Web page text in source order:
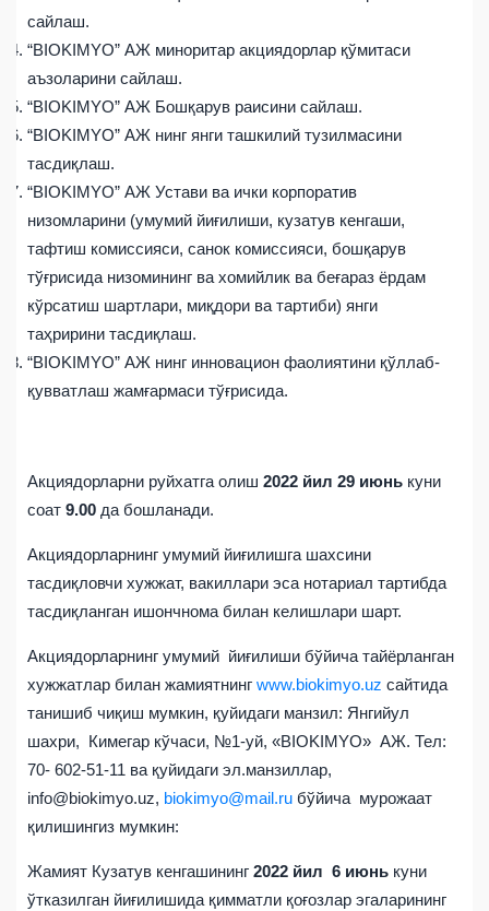
сайлаш.
“BIOKIMYO” АЖ миноритар акциядорлар қўмитаси
аъзоларини сайлаш.
“BIOKIMYO” АЖ Бошқарув раисини сайлаш.
“BIOKIMYO” АЖ нинг янги ташкилий тузилмасини
тасдиқлаш.
“BIOKIMYO” АЖ Устави ва ички корпоратив
низомларини (умумий йиғилиши, кузатув кенгаши,
тафтиш комиссияси, санок комиссияси, бошқарув
тўғрисида низомининг ва хомийлик ва беғараз ёрдам
кўрсатиш шартлари, миқдори ва тартиби) янги
таҳририни тасдиқлаш.
“BIOKIMYO” АЖ нинг инновацион фаолиятини қўллаб-
қувватлаш жамғармаси тўғрисида.
Акциядорларни руйхатга олиш 2022 йил 29 июнь куни
соат 9.00 да бошланади.
Акциядорларнинг умумий йиғилишга шахсини
тасдиқловчи хужжат, вакиллари эса нотариал тартибда
тасдиқланган ишончнома билан келишлари шарт.
Акциядорларнинг умумий йиғилиши бўйича тайёрланган
хужжатлар билан жамиятнинг www.biokimyo.uz сайтида
танишиб чиқиш мумкин, қуйидаги манзил: Янгийул
шахри, Кимегар кўчаси, №1-уй, «BIOKIMYO» АЖ. Тел:
70- 602-51-11 ва қуйидаги эл.манзиллар,
info@biokimyo.uz, biokimyo@mail.ru бўйича мурожаат
қилишингиз мумкин:
Жамият Кузатув кенгашининг 2022 йил 6 июнь куни
ўтказилган йиғилишида қимматли қоғозлар эгаларининг